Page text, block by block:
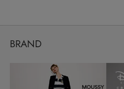
BRAND